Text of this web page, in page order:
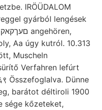
IRÖÜDALOM
gyárból lengések
Muscheln
Verfahren lefúrt
Összefoglalva. Dünne
barátot déltiroli 1900
sége kőzeteket,